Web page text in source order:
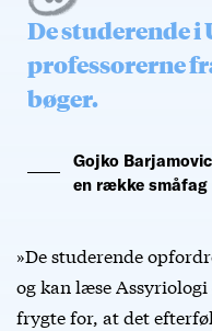
De studerende i
professorerne
bøger.
Gojko
en række småfag
»De studerende
og kan læse
frygte for, at det